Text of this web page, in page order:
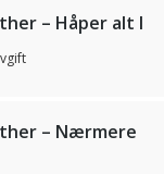
– Håper alt I
– Nærmere